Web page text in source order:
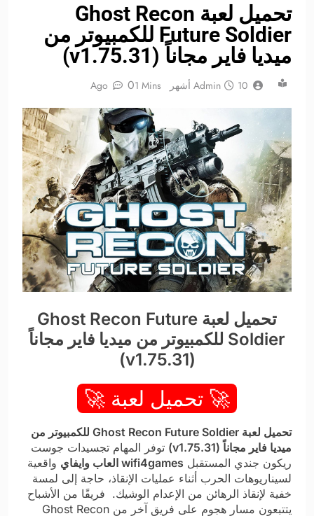
تحميل لعبة Ghost Recon
Future Soldier للكمبيوتر من
ميديا فاير مجاناً (v1.75.31)
Admin 10 أشهر Ago 01 Mins
تحميل لعبة Ghost Recon Future
Soldier للكمبيوتر من ميديا فاير مجاناً
(v1.75.31)
🚀 تحميل لعبة 🚀
تحميل لعبة Ghost Recon Future Soldier للكمبيوتر من
ميديا فاير مجاناً (v1.75.31)
توفر المهام تجسيدات جوست
ريكون جندي المستقبل wifi4games العاب وايفاي
واقعية
لسيناريوهات الحرب أثناء عمليات الإنقاذ، حاجة إلى لمسة
خفية لإنقاذ الرهائن من الإعدام الوشيك. فريقًا من الأشباح
يتتبعون مسار هجوم على فريق آخر من Ghost Recon